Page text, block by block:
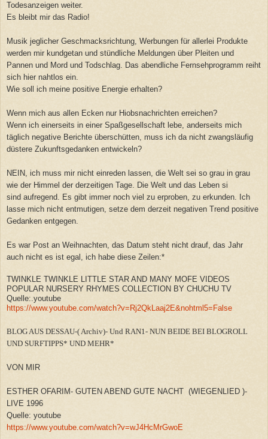
Todesanzeigen weiter.
Es bleibt mir das Radio!
Musik jeglicher Geschmacksrichtung, Werbungen für allerlei Produkte
werden mir kundgetan und stündliche Meldungen über Pleiten und
Pannen und Mord und Todschlag. Das abendliche Fernsehprogramm reiht
sich hier nahtlos ein.
Wie soll ich meine positive Energie erhalten?
Wenn mich aus allen Ecken nur Hiobsnachrichten erreichen?
Wenn ich einerseits in einer Spaßgesellschaft lebe, anderseits mich
täglich negative Berichte überschütten, muss ich da nicht zwangsläufig
düstere Zukunftsgedanken entwickeln?
NEIN, ich muss mir nicht einreden lassen, die Welt sei so grau in grau
wie der Himmel der derzeitigen Tage. Die Welt und das Leben si
sind aufregend. Es gibt immer noch viel zu erproben, zu erkunden. Ich
lasse mich nicht entmutigen, setze dem derzeit negativen Trend positive
Gedanken entgegen.
Es war Post an Weihnachten, das Datum steht nicht drauf, das Jahr
auch nicht es ist egal, ich habe diese Zeilen:*
TWINKLE TWINKLE LITTLE STAR AND MANY MOFE VIDEOS
POPULAR NURSERY RHYMES COLLECTION BY CHUCHU TV
Quelle:.youtube
https://www.youtube.com/watch?v=Rj2QkLaaj2E&nohtml5=False
BLOG AUS DESSAU-( Archiv)- Und RAN1- NUN BEIDE BEI BLOGROLL
UND SURFTIPPS* UND MEHR*
VON MIR
ESTHER OFARIM- GUTEN ABEND GUTE NACHT (WIEGENLIED )-
LIVE 1996
Quelle: youtube
https://www.youtube.com/watch?v=wJ4HcMrGwoE